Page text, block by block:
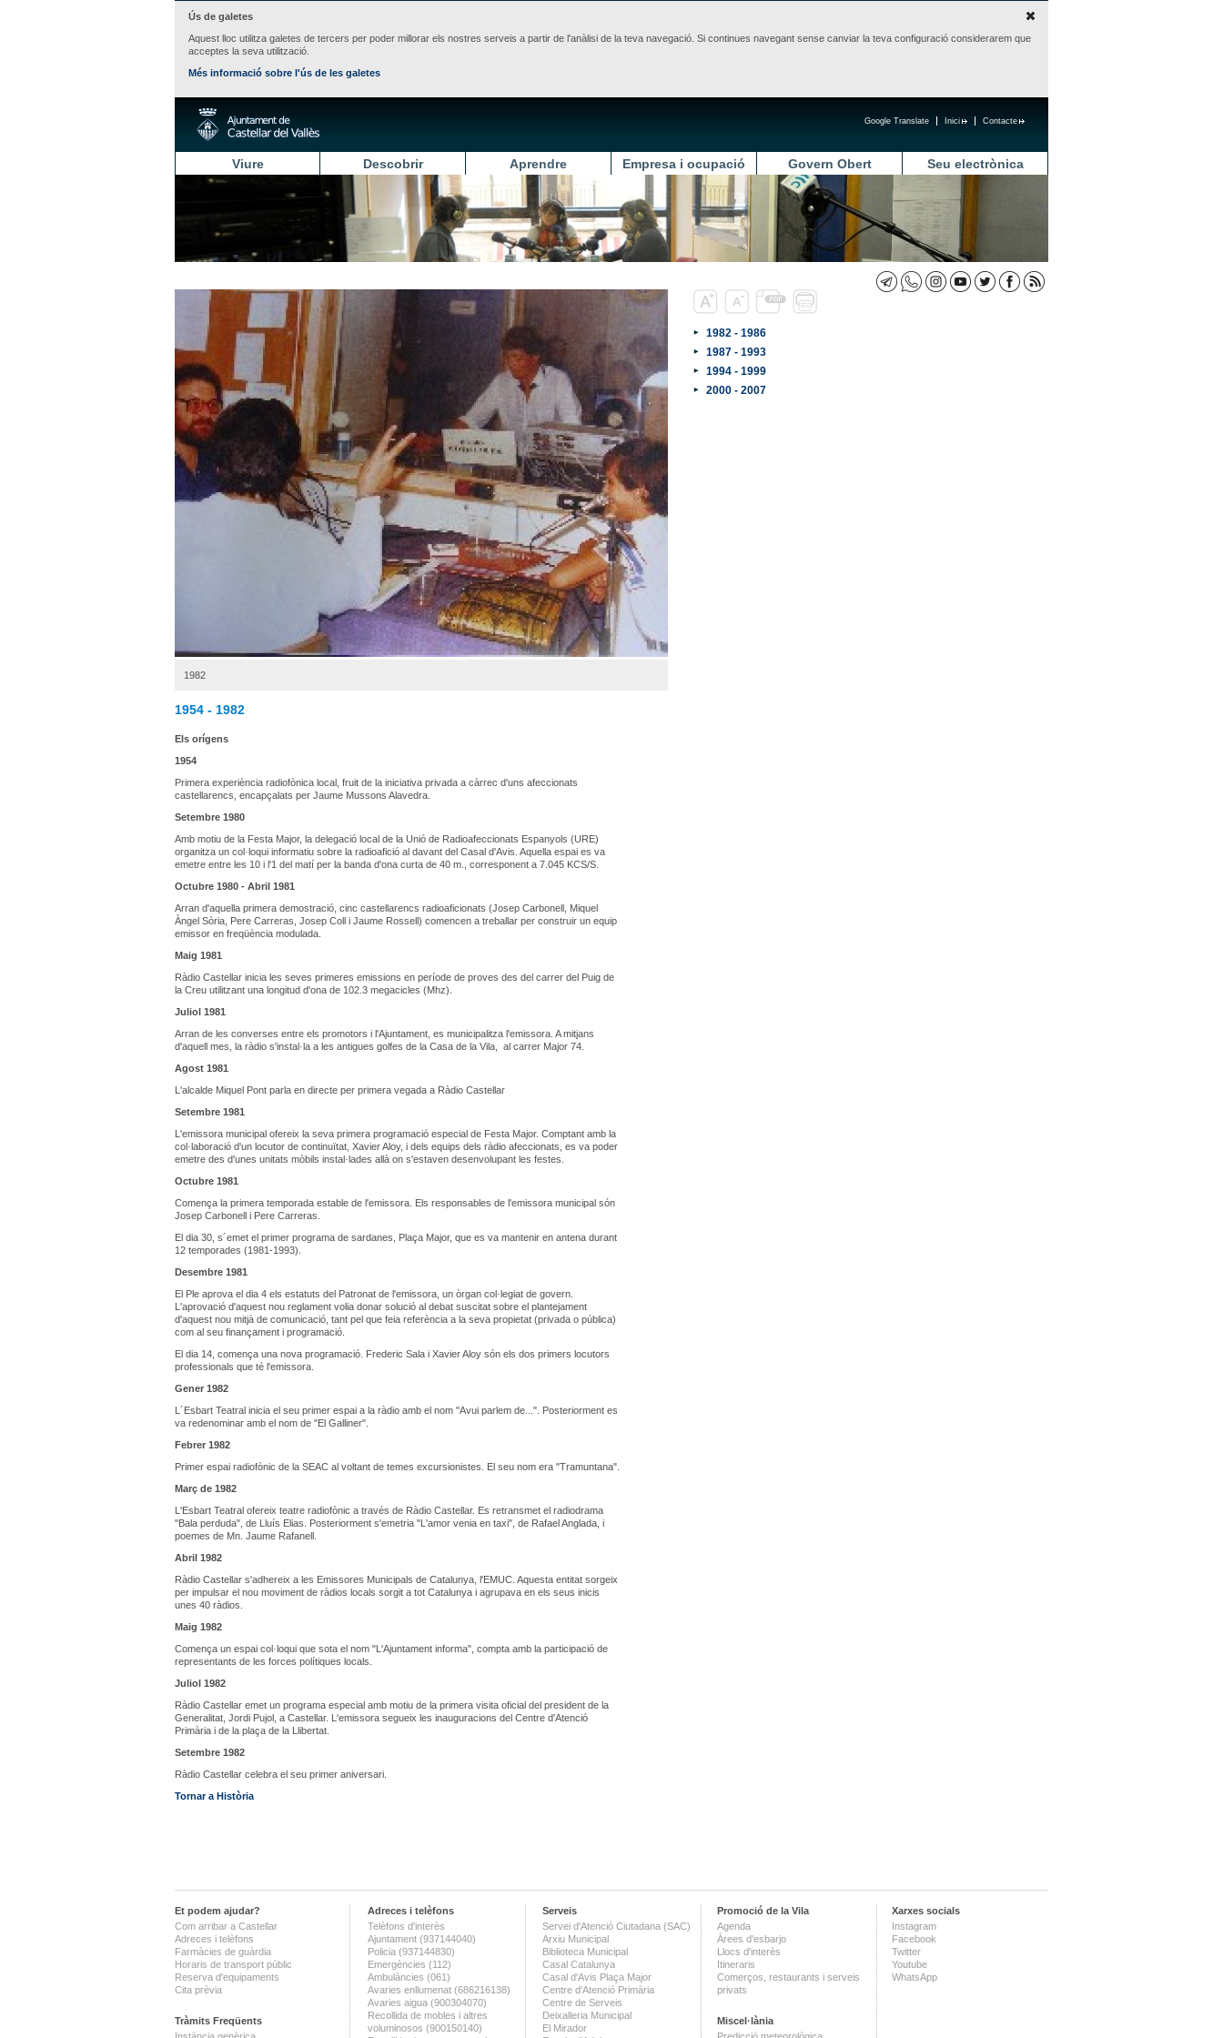
Ús de galetes
Aquest lloc utilitza galetes de tercers per poder millorar els nostres serveis a partir de l'anàlisi de la teva navegació. Si continues navegant sense canviar la teva configuració considerarem que
acceptes la seva utilització.
Més informació sobre l'ús de les galetes
Contacte
Inici
Google Translate
Viure Descobrir Aprendre Empresa i ocupació Govern Obert Seu electrònica
1982
1954 - 1982
Els orígens
1954
Primera experiència radiofònica local, fruit de la iniciativa privada a càrrec d'uns afeccionats
castellarencs, encapçalats per Jaume Mussons Alavedra.
Setembre 1980
Amb motiu de la Festa Major, la delegació local de la Unió de Radioafeccionats Espanyols (URE)
organitza un col·loqui informatiu sobre la radioafició al davant del Casal d'Avis. Aquella espai es va
emetre entre les 10 i l'1 del matí per la banda d'ona curta de 40 m., corresponent a 7.045 KCS/S.
Octubre 1980 - Abril 1981
Arran d'aquella primera demostració, cinc castellarencs radioaficionats (Josep Carbonell, Miquel
Àngel Sòria, Pere Carreras, Josep Coll i Jaume Rossell) comencen a treballar per construir un equip
emissor en freqüència modulada.
Maig 1981
Ràdio Castellar inicia les seves primeres emissions en període de proves des del carrer del Puig de
la Creu utilitzant una longitud d'ona de 102.3 megacicles (Mhz).
Juliol 1981
Arran de les converses entre els promotors i l'Ajuntament, es municipalitza l'emissora. A mitjans
d'aquell mes, la ràdio s'instal·la a les antigues golfes de la Casa de la Vila, al carrer Major 74.
Agost 1981
L'alcalde Miquel Pont parla en directe per primera vegada a Ràdio Castellar
Setembre 1981
L'emissora municipal ofereix la seva primera programació especial de Festa Major. Comptant amb la
col·laboració d'un locutor de continuïtat, Xavier Aloy, i dels equips dels ràdio afeccionats, es va poder
emetre des d'unes unitats mòbils instal·lades allà on s'estaven desenvolupant les festes.
Octubre 1981
Comença la primera temporada estable de l'emissora. Els responsables de l'emissora municipal són
Josep Carbonell i Pere Carreras.
El dia 30, s´emet el primer programa de sardanes, Plaça Major, que es va mantenir en antena durant
12 temporades (1981-1993).
Desembre 1981
El Ple aprova el dia 4 els estatuts del Patronat de l'emissora, un òrgan col·legiat de govern.
L'aprovació d'aquest nou reglament volia donar solució al debat suscitat sobre el plantejament
d'aquest nou mitjà de comunicació, tant pel que feia referència a la seva propietat (privada o pública)
com al seu finançament i programació.
El dia 14, comença una nova programació. Frederic Sala i Xavier Aloy són els dos primers locutors
professionals que té l'emissora.
Gener 1982
L´Esbart Teatral inicia el seu primer espai a la ràdio amb el nom "Avui parlem de...". Posteriorment es
va redenominar amb el nom de "El Galliner".
Febrer 1982
Primer espai radiofònic de la SEAC al voltant de temes excursionistes. El seu nom era "Tramuntana".
Març de 1982
L'Esbart Teatral ofereix teatre radiofònic a través de Ràdio Castellar. Es retransmet el radiodrama
"Bala perduda", de Lluís Elias. Posteriorment s'emetria "L'amor venia en taxi", de Rafael Anglada, i
poemes de Mn. Jaume Rafanell.
Abril 1982
Ràdio Castellar s'adhereix a les Emissores Municipals de Catalunya, l'EMUC. Aquesta entitat sorgeix
per impulsar el nou moviment de ràdios locals sorgit a tot Catalunya i agrupava en els seus inicis
unes 40 ràdios.
Maig 1982
Comença un espai col·loqui que sota el nom "L'Ajuntament informa", compta amb la participació de
representants de les forces polítiques locals.
Juliol 1982
Ràdio Castellar emet un programa especial amb motiu de la primera visita oficial del president de la
Generalitat, Jordi Pujol, a Castellar. L'emissora segueix les inauguracions del Centre d'Atenció
Primària i de la plaça de la Llibertat.
Setembre 1982
Ràdio Castellar celebra el seu primer aniversari.
Tornar a Història
1982 - 1986
1987 - 1993
1994 - 1999
2000 - 2007
Et podem ajudar?
Com arribar a Castellar
Adreces i telèfons
Farmàcies de guàrdia
Horaris de transport públic
Reserva d'equipaments
Cita prèvia
Tràmits Freqüents
Adreces i telèfons
Telèfons d'interès
Ajuntament (937144040)
Policia (937144830)
Emergències (112)
Ambulàncies (061)
Avaries enllumenat (686216138)
Avaries aigua (900304070)
Recollida de mobles i altres
voluminosos (900150140)
Serveis
Servei d'Atenció Ciutadana (SAC)
Arxiu Municipal
Biblioteca Municipal
Casal Catalunya
Casal d'Avis Plaça Major
Centre d'Atenció Primària
Centre de Serveis
Deixalleria Municipal
El Mirador
Promoció de la Vila
Agenda
Àrees d'esbarjo
Llocs d'interès
Itineraris
Comerços, restaurants i serveis
privats
Miscel·lània
Xarxes socials
Instagram
Facebook
Twitter
Youtube
WhatsApp